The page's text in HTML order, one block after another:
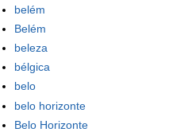
belém
Belém
beleza
bélgica
belo
belo horizonte
Belo Horizonte